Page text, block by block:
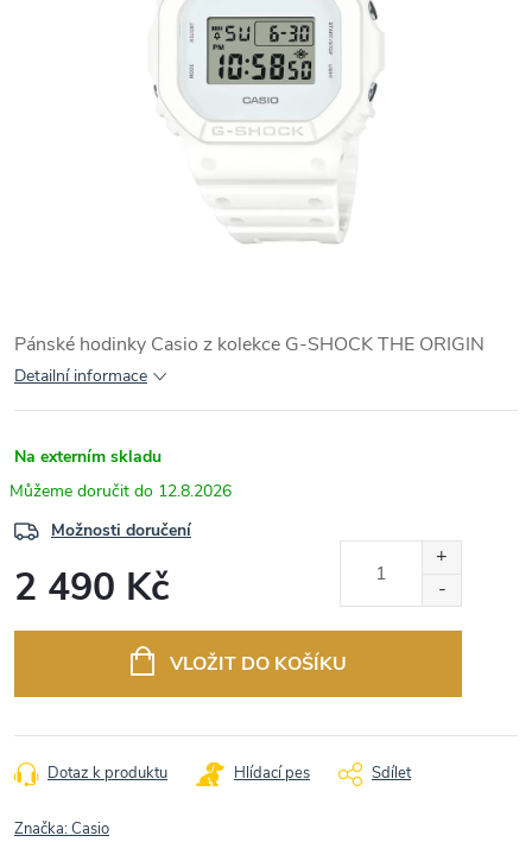
Pánské hodinky Casio z kolekce G-SHOCK THE ORIGIN
Detailní informace
Na externím skladu
12.8.2026
Možnosti doručení
2 490 Kč
VLOŽIT DO KOŠÍKU
Dotaz k produktu Hlídací pes Sdílet
Značka:Casio